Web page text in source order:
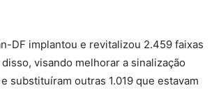
DF implantou e revitalizou 2.459 faixas
visando melhorar a sinalização
substituíram outras 1.019 que estavam